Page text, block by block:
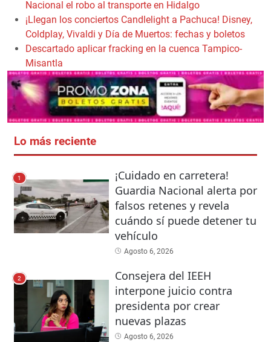
Nacional el robo al transporte en Hidalgo
¡Llegan los conciertos Candlelight a Pachuca! Disney,
Coldplay, Vivaldi y Día de Muertos: fechas y boletos
Descartado aplicar fracking en la cuenca Tampico-
Misantla
Lo más reciente
1
¡Cuidado en carretera!
Guardia Nacional alerta por
falsos retenes y revela
cuándo sí puede detener tu
vehículo
Agosto 6, 2026
2
Consejera del IEEH
interpone juicio contra
presidenta por crear
nuevas plazas
Agosto 6, 2026